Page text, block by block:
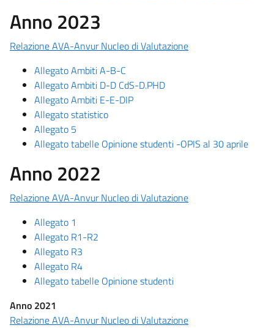
Anno 2023
Relazione AVA-Anvur Nucleo di Valutazione
Allegato Ambiti A-B-C
Allegato Ambiti D-D CdS-D.PHD
Allegato Ambiti E-E-DIP
Allegato statistico
Allegato 5
Allegato tabelle Opinione studenti -OPIS al 30 aprile
Anno 2022
Relazione AVA-Anvur Nucleo di Valutazione
Allegato 1
Allegato R1-R2
Allegato R3
Allegato R4
Allegato tabelle Opinione studenti
Anno 2021
Relazione AVA-Anvur Nucleo di Valutazione